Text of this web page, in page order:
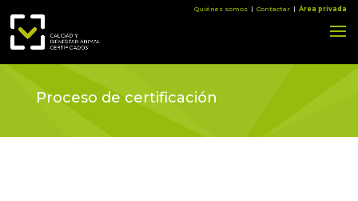
Quiénes somos | Contactar | Área privada
Proceso de certificación